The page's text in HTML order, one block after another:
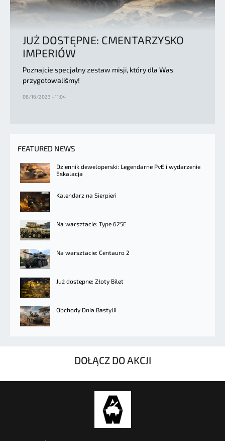
JUŻ DOSTĘPNE: CMENTARZYSKO
IMPERIÓW
Poznajcie specjalny zestaw misji, który dla Was
przygotowaliśmy!
08/16/2023 - 11:04
FEATURED NEWS
Dziennik deweloperski: Legendarne PvE i wydarzenie
Eskalacja
Kalendarz na Sierpień
Na warsztacie: Type 625E
Na warsztacie: Centauro 2
Już dostępne: Złoty Bilet
Obchody Dnia Bastylii
DOŁĄCZ DO AKCJI